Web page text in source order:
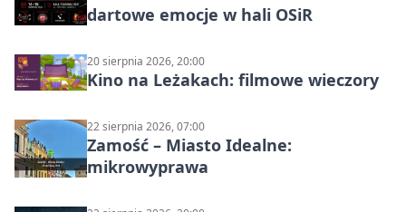
dartowe emocje w hali OSiR
20 sierpnia 2026, 20:00
Kino na Leżakach: filmowe wieczory
22 sierpnia 2026, 07:00
Zamość – Miasto Idealne:
mikrowyprawa